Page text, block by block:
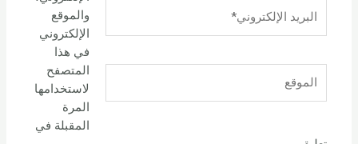
الإلكتروني*
والموقع
الإلكتروني
في هذا
المتصفح
لاستخدامها
المرة
المقبلة في